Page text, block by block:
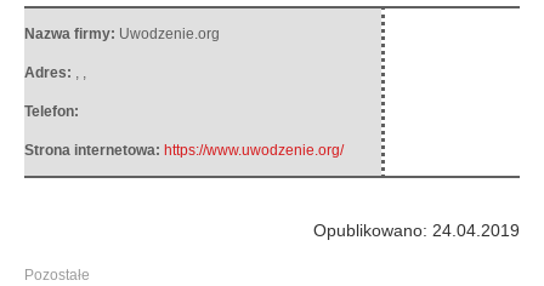
Nazwa firmy: Uwodzenie.org
Adres: , ,
Telefon:
Strona internetowa: https://www.uwodzenie.org/
Opublikowano: 24.04.2019
Pozostałe